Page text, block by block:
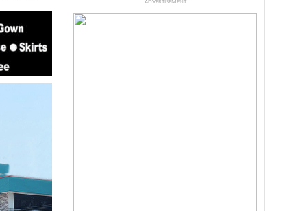
ADVERTISEMENT